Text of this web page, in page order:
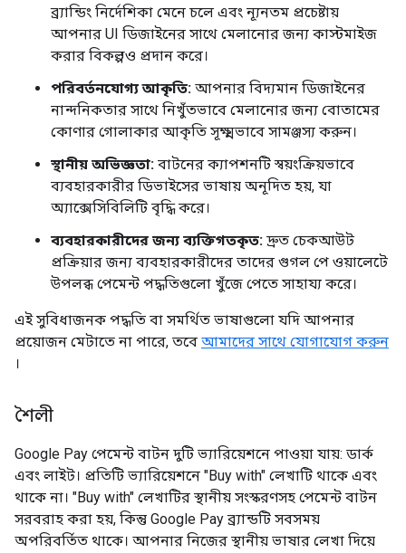
ব্র্যান্ডিং নির্দেশিকা মেনে চলে এবং ন্যূনতম প্রচেষ্টায়
আপনার UI ডিজাইনের সাথে মেলানোর জন্য কাস্টমাইজ
করার বিকল্পও প্রদান করে।
পরিবর্তনযোগ্য আকৃতি: আপনার বিদ্যমান ডিজাইনের
নান্দনিকতার সাথে নিখুঁতভাবে মেলানোর জন্য বোতামের
কোণার গোলাকার আকৃতি সূক্ষ্মভাবে সামঞ্জস্য করুন।
স্থানীয় অভিজ্ঞতা: বাটনের ক্যাপশনটি স্বয়ংক্রিয়ভাবে
ব্যবহারকারীর ডিভাইসের ভাষায় অনূদিত হয়, যা
অ্যাক্সেসিবিলিটি বৃদ্ধি করে।
ব্যবহারকারীদের জন্য ব্যক্তিগতকৃত: দ্রুত চেকআউট
প্রক্রিয়ার জন্য ব্যবহারকারীদের তাদের গুগল পে ওয়ালেটে
উপলব্ধ পেমেন্ট পদ্ধতিগুলো খুঁজে পেতে সাহায্য করে।
এই সুবিধাজনক পদ্ধতি বা সমর্থিত ভাষাগুলো যদি আপনার
প্রয়োজন মেটাতে না পারে, তবে আমাদের সাথে যোগাযোগ করুন
।
শৈলী
Google Pay পেমেন্ট বাটন দুটি ভ্যারিয়েশনে পাওয়া যায়: ডার্ক
এবং লাইট। প্রতিটি ভ্যারিয়েশনে "Buy with" লেখাটি থাকে এবং
থাকে না। "Buy with" লেখাটির স্থানীয় সংস্করণসহ পেমেন্ট বাটন
সরবরাহ করা হয়, কিন্তু Google Pay ব্র্যান্ডটি সবসময়
অপরিবর্তিত থাকে। আপনার নিজের স্থানীয় ভাষার লেখা দিয়ে